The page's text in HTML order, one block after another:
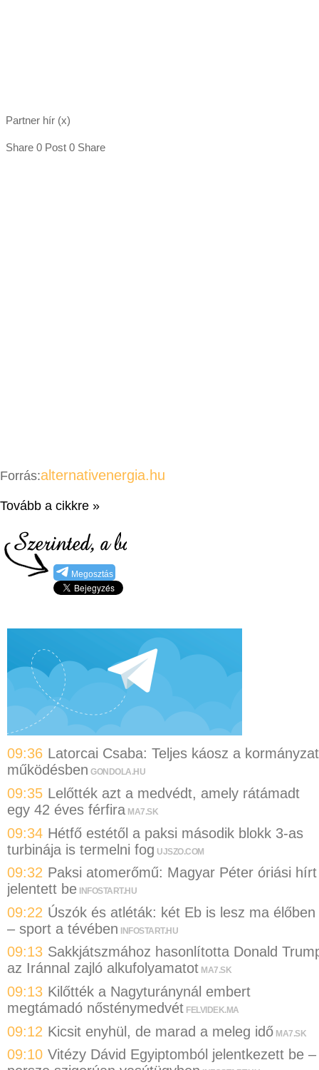
Partner hír (x)
Share 0 Post 0 Share
Forrás:alternativenergia.hu
Tovább a cikkre »
Megosztás
09:36 Latorcai Csaba: Teljes káosz a
működésben GONDOLA.HU
09:35 Lelőtték azt a medvédt, amely rátámadt
egy 42 éves férfira MA7.SK
09:34 Hétfő estétől a paksi második blokk 3-as
turbinája is termelni fog UJSZO.COM
09:32 Paksi atomerőmű: Magyar Péter óriási hírt
jelentett be INFOSTART.HU
09:22 Úszók és atléták: két Eb is lesz ma élőben
– sport a tévében INFOSTART.HU
09:13 Sakkjátszmához hasonlította Donald
az Iránnal zajló alkufolyamatot MA7.SK
09:13 Kilőtték a Nagyturánynál embert
megtámadó nősténymedvét FELVIDEK.MA
09:12 Kicsit enyhül, de marad a meleg idő MA7.SK
09:10 Vitézy Dávid Egyiptomból jelentkezett be –